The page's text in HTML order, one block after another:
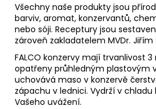
Všechny naše produkty jsou
barviv, aromat, konzervantů,
nebo sóji. Receptury jsou
zároveň zakladatelem MVDr. Jiřím
FALCO konzervy mají trvanlivost 3
opatřeny průhledným plastovým
uchovává maso v konzervě
zápachu v lednici. Vydrží v
Vašeho uvážení.